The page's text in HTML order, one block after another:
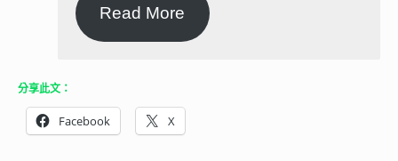
Read More
分享此文：
Facebook X